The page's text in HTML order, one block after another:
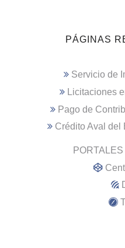
PÁGINAS
Servicio de
Licitaciones
Pago de
Crédito Aval del